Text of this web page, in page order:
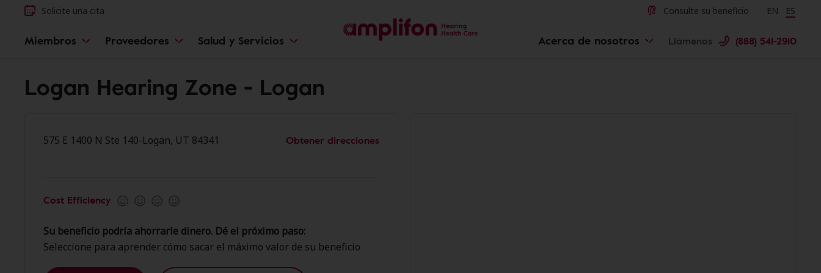
Solicite una cita Consulte su beneficio Change
EN ES
Miembros Proveedores Salud y Servicios Acerca de nosotros Llámenos (888) 541-2910
Logan Hearing Zone - Logan
575 E 1400 N Ste 140-Logan, UT 84341 Obtener direcciones
Cost Efficiency
Su beneficio podría ahorrarle dinero. Dé el próximo paso:
Seleccione para aprender cómo sacar el máximo valor de su beneficio